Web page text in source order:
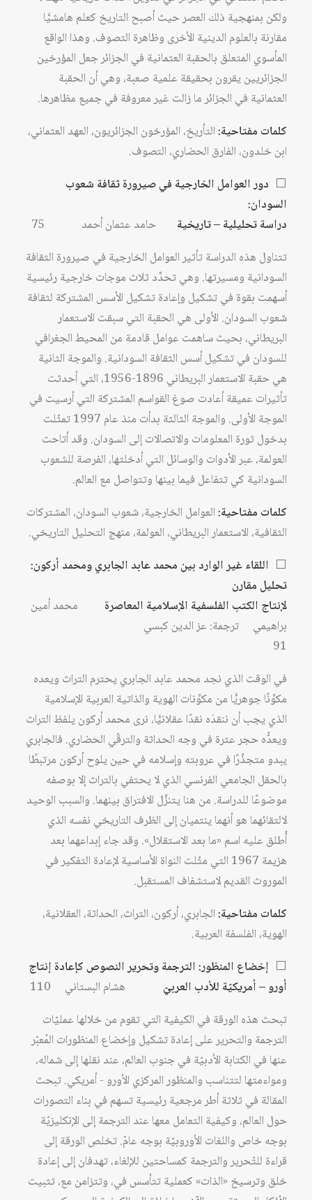
ولكن بمنهجية ذلك العصر حيث أصبح التاريخ كعلم هامشيًّا
مقارنة بالعلوم الدينية الأخرى وظاهرة التصوف. وهذا الواقع
المأسوي المتعلق بالحقبة العثمانية في الجزائر جعل المؤرخين
الجزائريين يقرون بحقيقة علمية صعبة، وهي أن الحقبة
العثمانية في الجزائر ما زالت غير معروفة في جميع مظاهرها.
كلمات مفتاحية:التأريخ، المؤرخون الجزائريون، العهد العثماني،
ابن خلدون، الفارق الحضاري، التصوف.
⬜ دور العوامل الخارجية في صيرورة ثقافة شعوب
السودان:
دراسة تحليلية – تاريخية حامد عثمان أحمد 75
تتناول هذه الدراسة تأثير العوامل الخارجية في صيرورة الثقافة
السودانية ومسيرتها. وهي تحدِّد ثلاث موجات خارجية رئيسية
أسهمت بقوة في تشكيل وإعادة تشكيل الأسس المشتركة لثقافة
شعوب السودان. الأولى هي الحقبة التي سبقت الاستعمار
البريطاني، بحيث ساهمت عوامل قادمة من المحيط الجغرافي
للسودان في تشكيل أسس الثقافة السودانية. والموجة الثانية
هي حقبة الاستعمار البريطاني 1896-1956، التي أحدثت
تأثيرات عميقة أعادت صوغ القواسم المشتركة التي أرسيت في
الموجة الأولى. والموجة الثالثة بدأت منذ عام 1997 تمثّلت
بدخول ثورة المعلومات والاتصالات إلى السودان. وقد أتاحت
العولمة، عبر الأدوات والوسائل التي أدخلتها، الفرصة للشعوب
السودانية كي تتفاعل فيما بينها وتتواصل مع العالم.
كلمات مفتاحية:العوامل الخارجية، شعوب السودان، المشتركات
الثقافية، الاستعمار البريطاني، العولمة، منهج التحليل التاريخي.
⬜ اللقاء غير الوارد بين محمد عابد الجابري ومحمد أركون:
تحليل مقارن
لإنتاج الكتب الفلسفية الإسلامية المعاصرة محمد أمين
براهيمي ترجمة: عز الدين كبسي
91
في الوقت الذي نجد محمد عابد الجابري يحترم التراث ويعده
مكوِّنًا جوهريًّا من مكوِّنات الهوية والذاتية العربية الإسلامية
الذي يجب أن ننقدَه نقدًا عقلانيًّا، نرى محمد أركون يلفظ التراث
ويعدُّه حجر عثرة في وجه الحداثة والترقّي الحضاري. فالجابري
يبدو متجذِّرًا في عروبته وإسلامه في حين يلوح أركون مرتبطًا
بالحقل الجامعي الفرنسي الذي لا يحتفي بالتراث إلا بوصفه
موضوعًا للدراسة. من هنا يتنزَّل الافتراق بينهما. والسبب الوحيد
لالتقائهما هو أنهما ينتميان إلى الظرف التاريخي نفسه الذي
أُطلق عليه اسم «ما بعد الاستقلال». وقد جاء إبداعهما بعد
هزيمة 1967 التي مثّلت النواة الأساسية لإعادة التفكير في
الموروث القديم لاستشفاف المستقبل.
كلمات مفتاحية:الجابري، أركون، التراث، الحداثة، العقلانية،
الهوية، الفلسفة العربية.
⬜ إخضاع المنظور: الترجمة وتحرير النصوص كإعادة إنتاج
أورو – أمريكيّة للأدب العربيّ هشام البستاني 110
تبحث هذه الورقة في الكيفية التي تقوم من خلالها عمليّات
الترجمة والتحرير على إعادة تشكيل وإخضاع المنظورات المُعبّر
عنها في الكتابة الأدبيّة في جنوب العالم، عند نقلها إلى شماله،
ومواءمتها لتتناسب والمنظور المركزي الأورو - أمريكي. تبحث
المقالة في ثلاثة أطر مرجعية رئيسية تسهم في بناء التصورات
حول العالم، وكيفية التعامل معها عند الترجمة إلى الإنكليزيّة
بوجه خاص واللغات الأوروبيّة بوجه عامّ. تخلص الورقة إلى
قراءة للتّحرير والترجمة كمساحتين للإلغاء، تهدفان إلى إعادة
خلق وترسيخ «الذات» كعملية تتأسس في، وتتزامن مع، تثبيت